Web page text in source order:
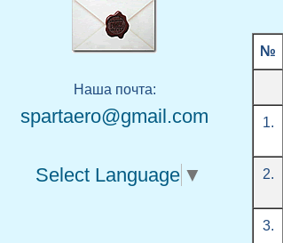
Наша почта:
spartaero@gmail.com
Select Language ▼
№
1.
2.
3.